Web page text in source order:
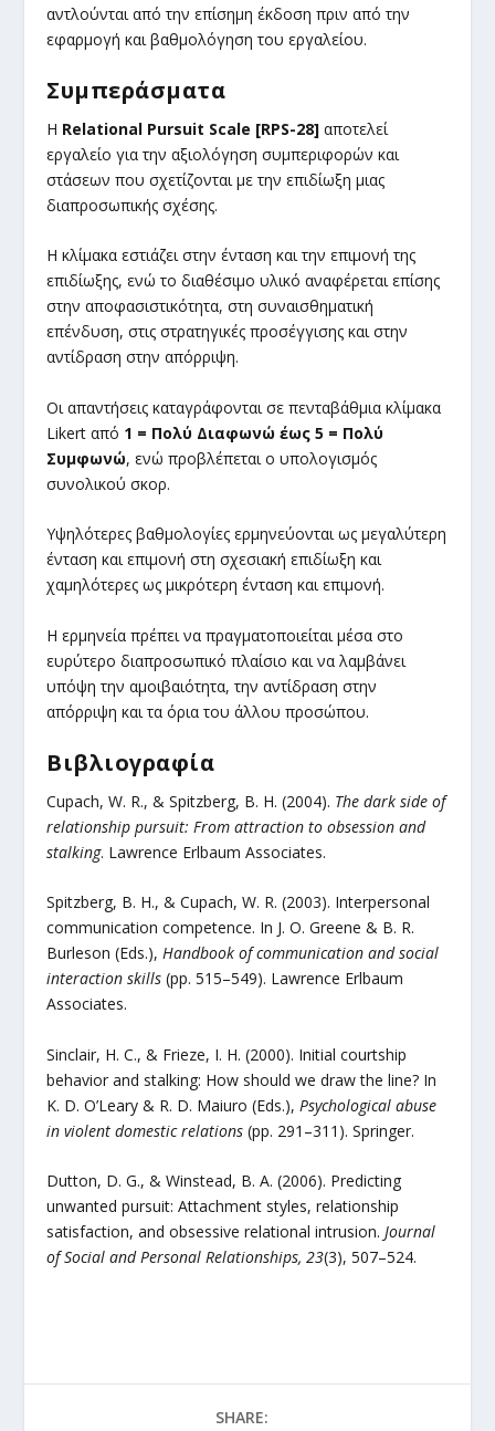
αντλούνται από την επίσημη έκδοση πριν από την
εφαρμογή και βαθμολόγηση του εργαλείου.
Συμπεράσματα
Η Relational Pursuit Scale [RPS-28] αποτελεί
εργαλείο για την αξιολόγηση συμπεριφορών και
στάσεων που σχετίζονται με την επιδίωξη μιας
διαπροσωπικής σχέσης.
Η κλίμακα εστιάζει στην ένταση και την επιμονή της
επιδίωξης, ενώ το διαθέσιμο υλικό αναφέρεται επίσης
στην αποφασιστικότητα, στη συναισθηματική
επένδυση, στις στρατηγικές προσέγγισης και στην
αντίδραση στην απόρριψη.
Οι απαντήσεις καταγράφονται σε πενταβάθμια κλίμακα
Likert από 1 = Πολύ Διαφωνώ έως 5 = Πολύ
Συμφωνώ, ενώ προβλέπεται ο υπολογισμός
συνολικού σκορ.
Υψηλότερες βαθμολογίες ερμηνεύονται ως μεγαλύτερη
ένταση και επιμονή στη σχεσιακή επιδίωξη και
χαμηλότερες ως μικρότερη ένταση και επιμονή.
Η ερμηνεία πρέπει να πραγματοποιείται μέσα στο
ευρύτερο διαπροσωπικό πλαίσιο και να λαμβάνει
υπόψη την αμοιβαιότητα, την αντίδραση στην
απόρριψη και τα όρια του άλλου προσώπου.
Βιβλιογραφία
Cupach, W. R., & Spitzberg, B. H. (2004). The dark side of
relationship pursuit: From attraction to obsession and
stalking. Lawrence Erlbaum Associates.
Spitzberg, B. H., & Cupach, W. R. (2003). Interpersonal
communication competence. In J. O. Greene & B. R.
Burleson (Eds.),Handbook of communication and social
interaction skills (pp. 515–549). Lawrence Erlbaum
Associates.
Sinclair, H. C., & Frieze, I. H. (2000). Initial courtship
behavior and stalking: How should we draw the line? In
K. D. O’Leary & R. D. Maiuro (Eds.), Psychological abuse
in violent domestic relations (pp. 291–311). Springer.
Dutton, D. G., & Winstead, B. A. (2006). Predicting
unwanted pursuit: Attachment styles, relationship
satisfaction, and obsessive relational intrusion.Journal
of Social and Personal Relationships, 23(3), 507–524.
SHARE: